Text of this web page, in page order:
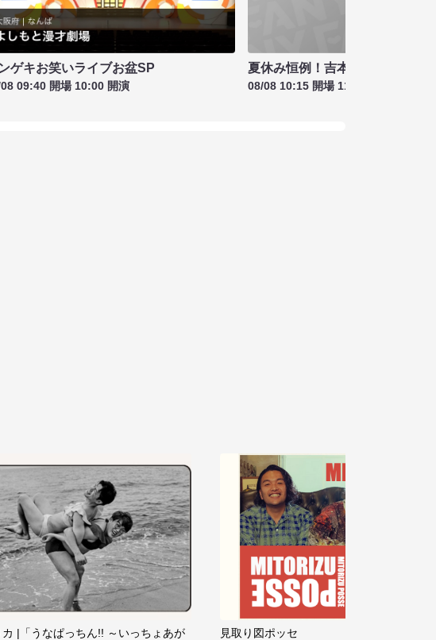
ゲキお笑いライブお盆SP
09:40 開場 10:00 開演
夏休み恒例！吉本新喜劇＆バラ
08/08 10:15 開場 11:00 開演
カ |「うなぱっちん!! ～いっちょあが
見取り図ポッセ